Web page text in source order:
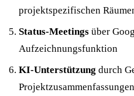
projektspezifischen
Status-Meetingsüber
Aufzeichnungsfunktion
KI-Unterstützung durch
Projektzusammenfassungen